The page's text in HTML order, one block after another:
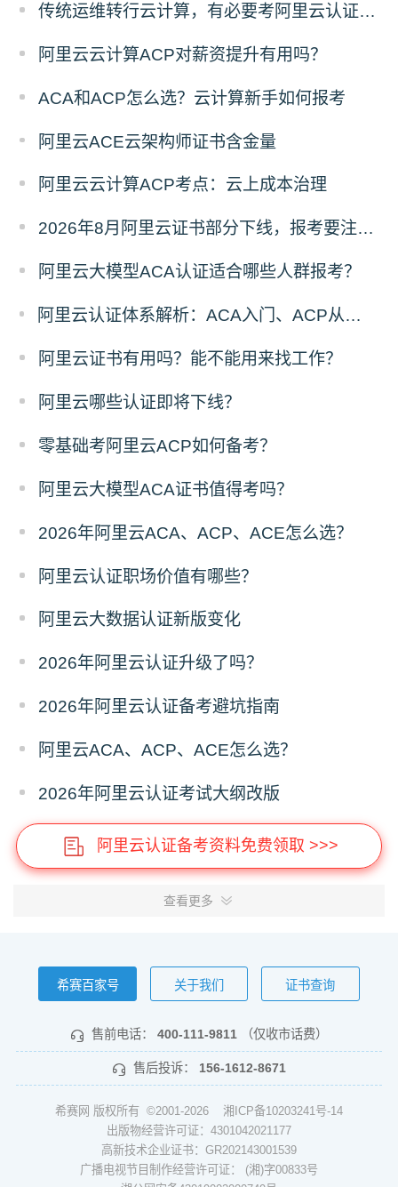
传统运维转行云计算，有必要考阿里云认证吗？
阿里云云计算ACP对薪资提升有用吗？
ACA和ACP怎么选？云计算新手如何报考
阿里云ACE云架构师证书含金量
阿里云云计算ACP考点：云上成本治理
2026年8月阿里云证书部分下线，报考要注意哪些？
阿里云大模型ACA认证适合哪些人群报考？
阿里云认证体系解析：ACA入门、ACP从业、ACE专家进阶路线
阿里云证书有用吗？能不能用来找工作？
阿里云哪些认证即将下线？
零基础考阿里云ACP如何备考？
阿里云大模型ACA证书值得考吗？
2026年阿里云ACA、ACP、ACE怎么选？
阿里云认证职场价值有哪些？
阿里云大数据认证新版变化
2026年阿里云认证升级了吗？
2026年阿里云认证备考避坑指南
阿里云ACA、ACP、ACE怎么选？
2026年阿里云认证考试大纲改版
阿里云认证备考资料免费领取 >>>
查看更多
希赛百家号 关于我们 证书查询
售前电话： 400-111-9811 （仅收市话费）
售后投诉： 156-1612-8671
希赛网 版权所有 ©2001-2026 湘ICP备10203241号-14
出版物经营许可证：4301042021177
高新技术企业证书：GR202143001539
广播电视节目制作经营许可证： (湘)字00833号